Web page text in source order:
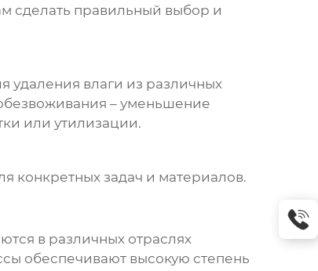
сделать правильный выбор и
удаления влаги из различных
– уменьшение
или утилизации.
конкретных задач и материалов.
в различных отраслях
обеспечивают высокую степень